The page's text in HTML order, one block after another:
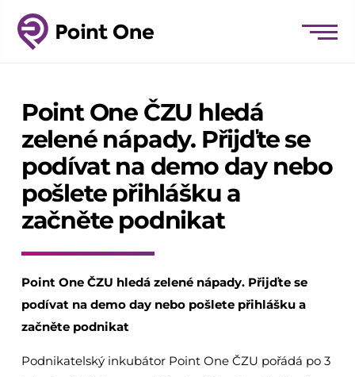
Point One ČZU hledá
zelené nápady. Přijďte se
podívat na demo day nebo
pošlete přihlášku a
začněte podnikat
Point One ČZU hledá zelené nápady. Přijďte se
podívat na demo day nebo pošlete přihlášku a
začněte podnikat
Podnikatelský inkubátor Point One ČZU pořádá po 3